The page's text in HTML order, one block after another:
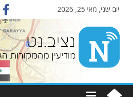
יום שני, מאי 25, 2026
Nziv.net
מודיעין
מהמקורות